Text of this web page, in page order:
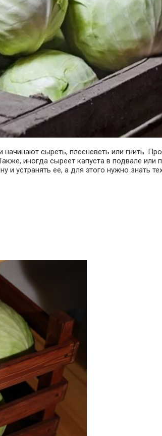
сыреть, плесневеть или гнить.
иногда сыреет капуста в подвале
и устранять ее, а для этого нужно знать